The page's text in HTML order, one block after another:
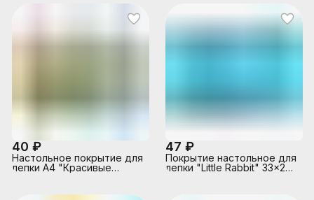
40 ₽
Настольное покрытие для
лепки А4 "Красивые
47 ₽
Покрытие настольное для
лепки "Little Rabbit" 33x23